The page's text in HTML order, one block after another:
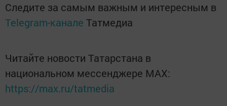
Следите за самым важным и интересным в
Telegram-канале Татмедиа
Читайте новости Татарстана в
национальном мессенджере MАХ:
https://max.ru/tatmedia